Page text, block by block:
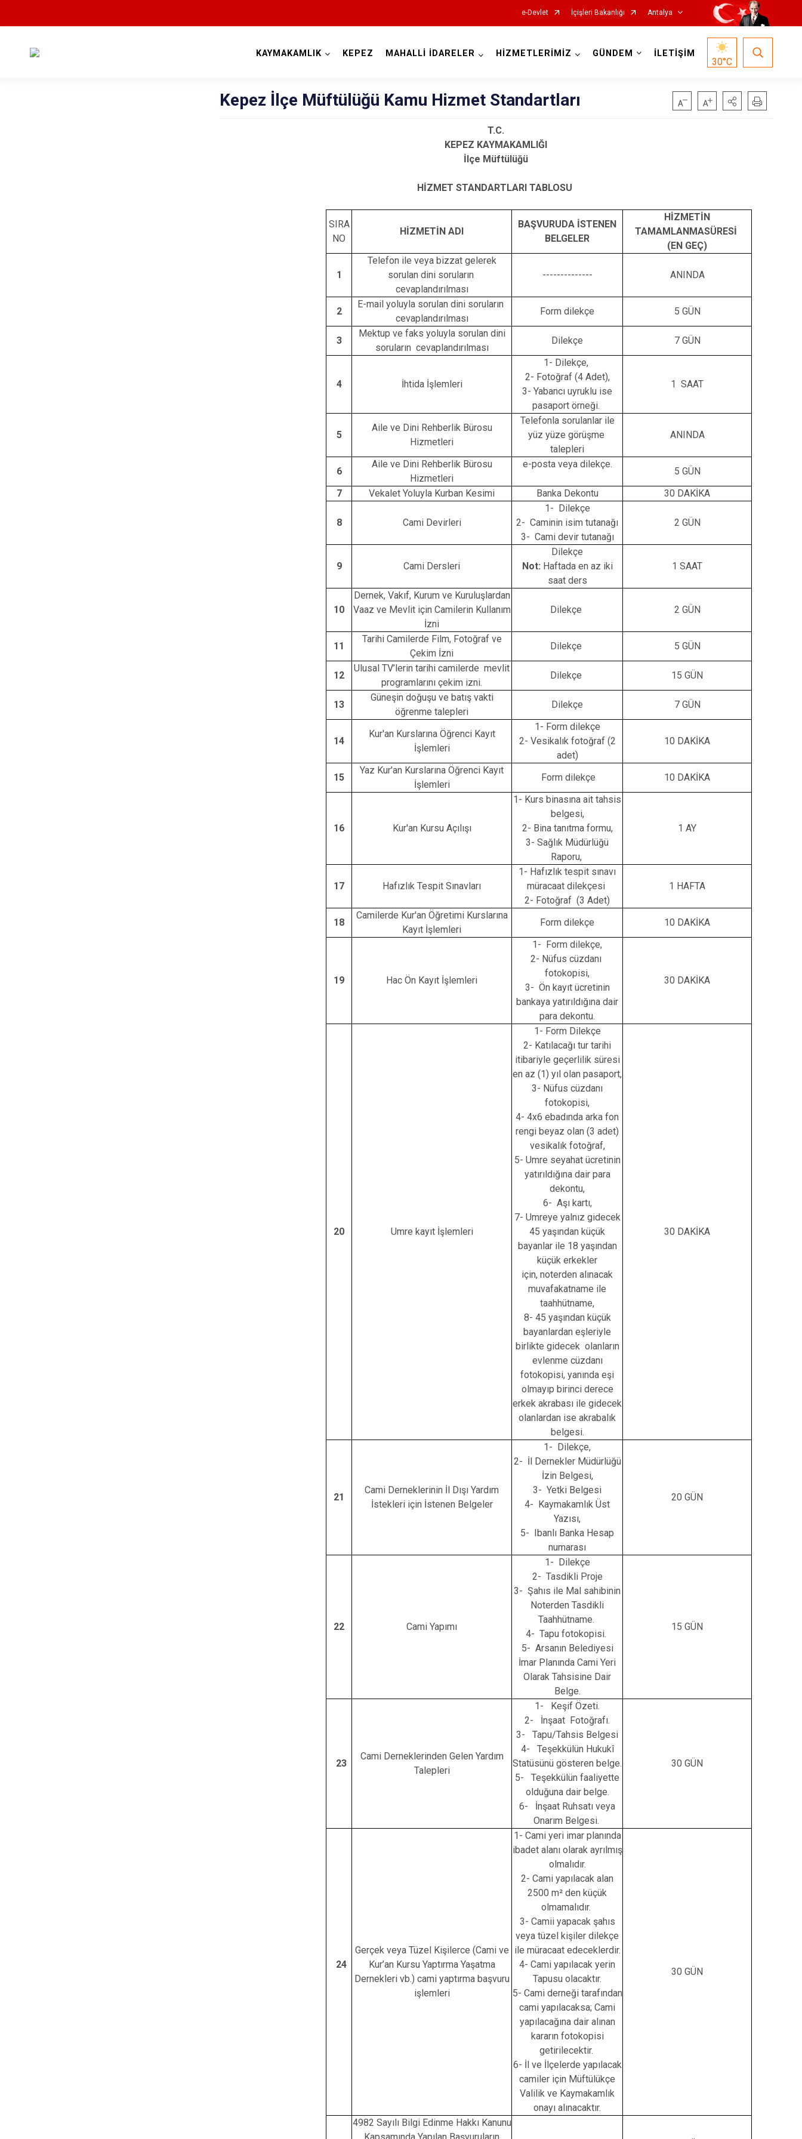
e-Devlet İçişleri Bakanlığı Antalya
Akseki
Gündoğmuş
İbradı
Demre
Kemer
Aksu
Konyaaltı
KAYMAKAMLIK KEPEZ MAHALLİ İDARELER HİZMETLERİMİZ GÜNDEM İLETİŞİM
30°C
Kepez İlçe Müftülüğü Kamu Hizmet Standartları
T.C.
KEPEZ KAYMAKAMLIĞI
İlçe Müftülüğü
HİZMET STANDARTLARI TABLOSU
SIRA
NO
HİZMETİN ADI
BAŞVURUDA İSTENEN
BELGELER
HİZMETİN
TAMAMLANMASÜRESİ
(EN GEÇ)
1
Telefon ile veya bizzat gelerek
sorulan dini soruların
cevaplandırılması
-------------- ANINDA
2
E-mail yoluyla sorulan dini soruların
cevaplandırılması
Form dilekçe 5 GÜN
3
Mektup ve faks yoluyla sorulan dini
soruların cevaplandırılması
Dilekçe 7 GÜN
4 İhtida İşlemleri
1- Dilekçe,
2- Fotoğraf (4 Adet),
3- Yabancı uyruklu ise
pasaport örneği.
1 SAAT
5
Aile ve Dini Rehberlik Bürosu
Hizmetleri
Telefonla sorulanlar ile
yüz yüze görüşme
talepleri
ANINDA
6
Aile ve Dini Rehberlik Bürosu
Hizmetleri
e-posta veya dilekçe.
5 GÜN
7
Vekalet Yoluyla Kurban Kesimi Banka Dekontu 30 DAKİKA
8 Cami Devirleri
1- Dilekçe
2- Caminin isim tutanağı
3- Cami devir tutanağı
2 GÜN
9 Cami Dersleri
Dilekçe
Not: Haftada en az iki
saat ders
1 SAAT
10
Dernek, Vakıf, Kurum ve Kuruluşlardan
Vaaz ve Mevlit için Camilerin Kullanım
İzni
Dilekçe 2 GÜN
11
Tarihi Camilerde Film, Fotoğraf ve
Çekim İzni
Dilekçe 5 GÜN
12
Ulusal TV’lerin tarihi camilerde mevlit
programlarını çekim izni.
Dilekçe 15 GÜN
13
Güneşin doğuşu ve batış vakti
öğrenme talepleri
Dilekçe 7 GÜN
14
Kur'an Kurslarına Öğrenci Kayıt
İşlemleri
1- Form dilekçe
2- Vesikalık fotoğraf (2
adet)
10 DAKİKA
15
Yaz Kur'an Kurslarına Öğrenci Kayıt
İşlemleri
Form dilekçe 10 DAKİKA
16 Kur'an Kursu Açılışı
1- Kurs binasına ait tahsis
belgesi,
2- Bina tanıtma formu,
3- Sağlık Müdürlüğü
Raporu,
1 AY
17 Hafızlık Tespit Sınavları
1- Hafızlık tespit sınavı
müracaat dilekçesi
2- Fotoğraf (3 Adet)
1 HAFTA
18
Camilerde Kur'an Öğretimi Kurslarına
Kayıt İşlemleri
Form dilekçe 10 DAKİKA
19 Hac Ön Kayıt İşlemleri
1- Form dilekçe,
2- Nüfus cüzdanı
fotokopisi,
3- Ön kayıt ücretinin
bankaya yatırıldığına dair
para dekontu.
30 DAKİKA
20 Umre kayıt İşlemleri
1- Form Dilekçe
2- Katılacağı tur tarihi
itibariyle geçerlilik süresi
en az (1) yıl olan pasaport,
3- Nüfus cüzdanı
fotokopisi,
4- 4x6 ebadında arka fon
rengi beyaz olan (3 adet)
vesikalık fotoğraf,
5- Umre seyahat ücretinin
yatırıldığına dair para
dekontu,
6- Aşı kartı,
7- Umreye yalnız gidecek
45 yaşından küçük
bayanlar ile 18 yaşından
küçük erkekler
için, noterden alınacak
muvafakatname ile
taahhütname,
8- 45 yaşından küçük
bayanlardan eşleriyle
birlikte gidecek olanların
evlenme cüzdanı
fotokopisi, yanında eşi
olmayıp birinci derece
erkek akrabası ile gidecek
olanlardan ise akrabalık
belgesi.
30 DAKİKA
21
Cami Derneklerinin İl Dışı Yardım
İstekleri için İstenen Belgeler
1- Dilekçe,
2- İl Dernekler Müdürlüğü
İzin Belgesi,
3- Yetki Belgesi
4- Kaymakamlık Üst
Yazısı,
5- Ibanlı Banka Hesap
numarası
20 GÜN
22 Cami Yapımı
1- Dilekçe
2- Tasdikli Proje
3- Şahıs ile Mal sahibinin
Noterden Tasdikli
Taahhütname.
4- Tapu fotokopisi.
5- Arsanın Belediyesi
İmar Planında Cami Yeri
Olarak Tahsisine Dair
Belge.
15 GÜN
23
Cami Derneklerinden Gelen Yardım
Talepleri
1- Keşif Özeti.
2- İnşaat Fotoğrafı.
3- Tapu/Tahsis Belgesi
4- Teşekkülün Hukukî
Statüsünü gösteren belge.
5- Teşekkülün faaliyette
olduğuna dair belge.
6- İnşaat Ruhsatı veya
Onarım Belgesi.
30 GÜN
24
Gerçek veya Tüzel Kişilerce (Cami ve
Kur’an Kursu Yaptırma Yaşatma
Dernekleri vb.) cami yaptırma başvuru
işlemleri
1- Cami yeri imar planında
ibadet alanı olarak ayrılmış
olmalıdır.
2- Cami yapılacak alan
2500 m² den küçük
olmamalıdır.
3- Camii yapacak şahıs
veya tüzel kişiler dilekçe
ile müracaat edeceklerdir.
4- Cami yapılacak yerin
Tapusu olacaktır.
5- Cami derneği tarafından
cami yapılacaksa; Cami
yapılacağına dair alınan
kararın fotokopisi
getirilecektir.
6- İl ve İlçelerde yapılacak
camiler için Müftülükçe
Valilik ve Kaymakamlık
onayı alınacaktır.
30 GÜN
4982 Sayılı Bilgi Edinme Hakkı Kanunu